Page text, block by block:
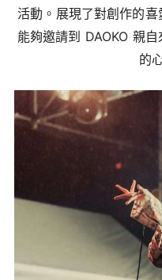
活動。展現了對創作的
能夠邀請到 DAOKO 親
的